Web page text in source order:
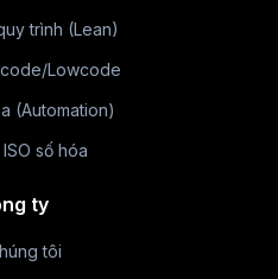
trình (Lean)
Lowcode
(Automation)
số hóa
ty
tôi